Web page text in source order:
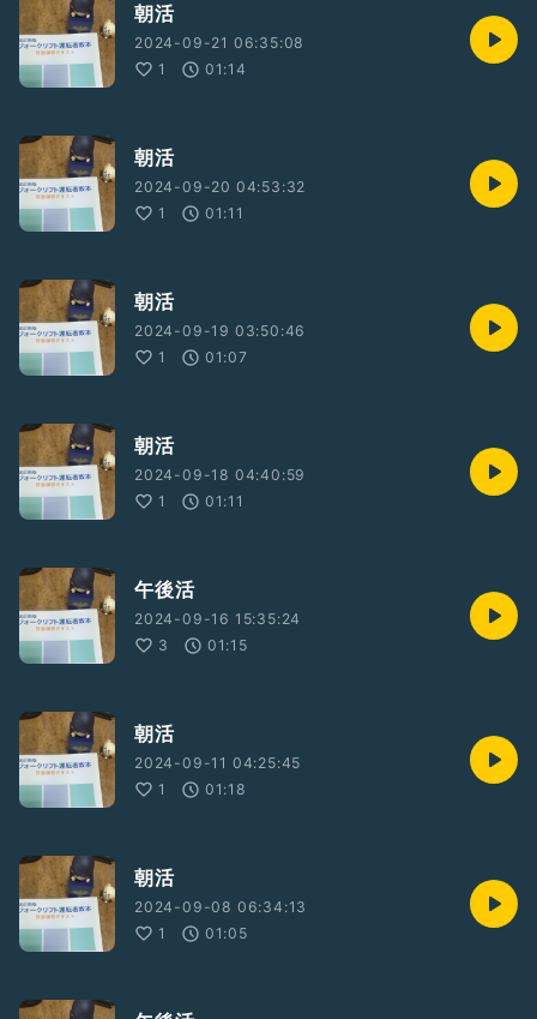
朝活
2024-09-21 06:35:08
1
01:14
朝活
2024-09-20 04:53:32
1
01:11
朝活
2024-09-19 03:50:46
1
01:07
朝活
2024-09-18 04:40:59
1
01:11
午後活
2024-09-16 15:35:24
3
01:15
朝活
2024-09-11 04:25:45
1
01:18
朝活
2024-09-08 06:34:13
1
01:05